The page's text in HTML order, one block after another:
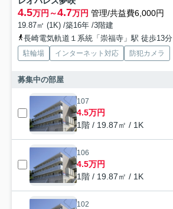
4.5万円～4.7万円 管理/共益費6,000円
19.87㎡ (1K) /築16年 /3階建
長崎電気軌道１系統「崇福寺」駅 徒歩13分
駐輪場 インターネット対応 防犯カメラ
募集中の部屋
107
4.5万円
1階 / 19.87㎡ / 1K
106
4.5万円
1階 / 19.87㎡ / 1K
102